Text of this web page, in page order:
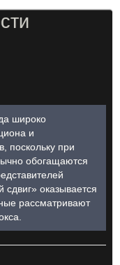
широко
и
поскольку при
обогащаются
сдвиг» оказывается
рассматривают